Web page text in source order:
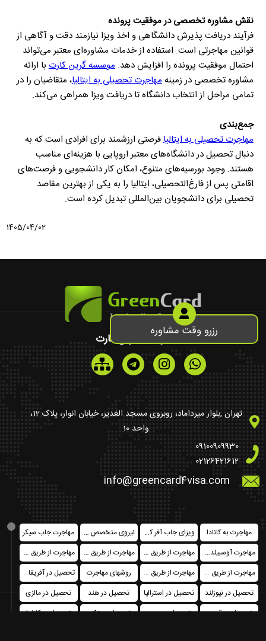
نقش مشاوره تخصصی در موفقیت پرونده
فرآیند دریافت پذیرش دانشگاهی و اخذ ویزا نیازمند دقت و آگاهی از
قوانین مهاجرتی است. استفاده از خدمات مشاوره‌ای معتبر می‌تواند
احتمال موفقیت پرونده را افزایش دهد.موسسه گرین کارتبا ارائه
مشاوره تخصصی در زمینهمهاجرت تحصیلی به ایتالیا، متقاضیان را در
تمامی مراحل از انتخاب دانشگاه تا دریافت ویزا همراهی می‌کند.
جمع‌بندی
مهاجرت تحصیلی به ایتالیافرصتی ارزشمند برای افرادی است که به
دنبال تحصیل در دانشگاه‌های معتبر اروپایی با هزینه‌ای مناسب
هستند. وجود بورسیه‌های متنوع، امکان کار دانشجویی و فرصت‌های
اقامتی پس از فارغ‌التحصیلی، ایتالیا را به یکی از بهترین مقاصد
تحصیلی برای دانشجویان بین‌المللی تبدیل کرده است.
1405/04/02
موسسه گرین کارت
تهران ,بلوار میرداماد، روبروی مسجد الغدیر، خیابان انوار، پلاک 12،
واحد 10
09100909930
02126421612
info@greencard4visa.com
مهاجرت به کانادا ویزای جاب آفر کشورهای اروپایی نیروی متخصص در کانادا فدرال
مهاجرت جاب سیکر
مهاجرت آوسبیلدونگ
مهاجرت از طریق خرید ملک مهاجرت از طریق تمکن مالی
مهاجرت از طریق ثبت شرکت
مهاجرت از طریق سرمایه گذاری
مهاجرت از طریق اخذ پاسپورت یا حق شهروندی روشهای مهاجرت
تحصیل در آفریقای جنوبی
تحصیل در نیوزلند
تحصیل در استرالیا تحصیل در هند
تحصیل در مالزی
تحصیل در قبرس
تحصیل در چین تحصیل در ترکیه
تحصیل در کانادا
رزرو وقت مشاوره